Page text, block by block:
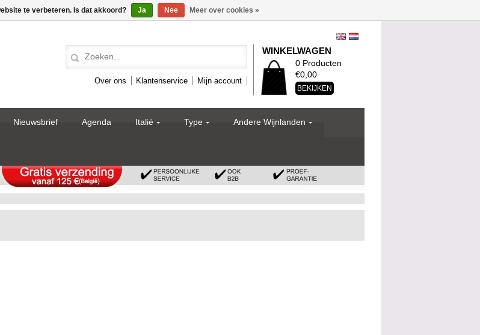
Over ons Klantenservice Mijn account
WINKELWAGEN
0 Producten
€0,00
BEKIJKEN
Nieuwsbrief Agenda Italië Type Andere Wijnlanden
te verbeteren. Is dat akkoord? Ja Nee Meer over cookies »